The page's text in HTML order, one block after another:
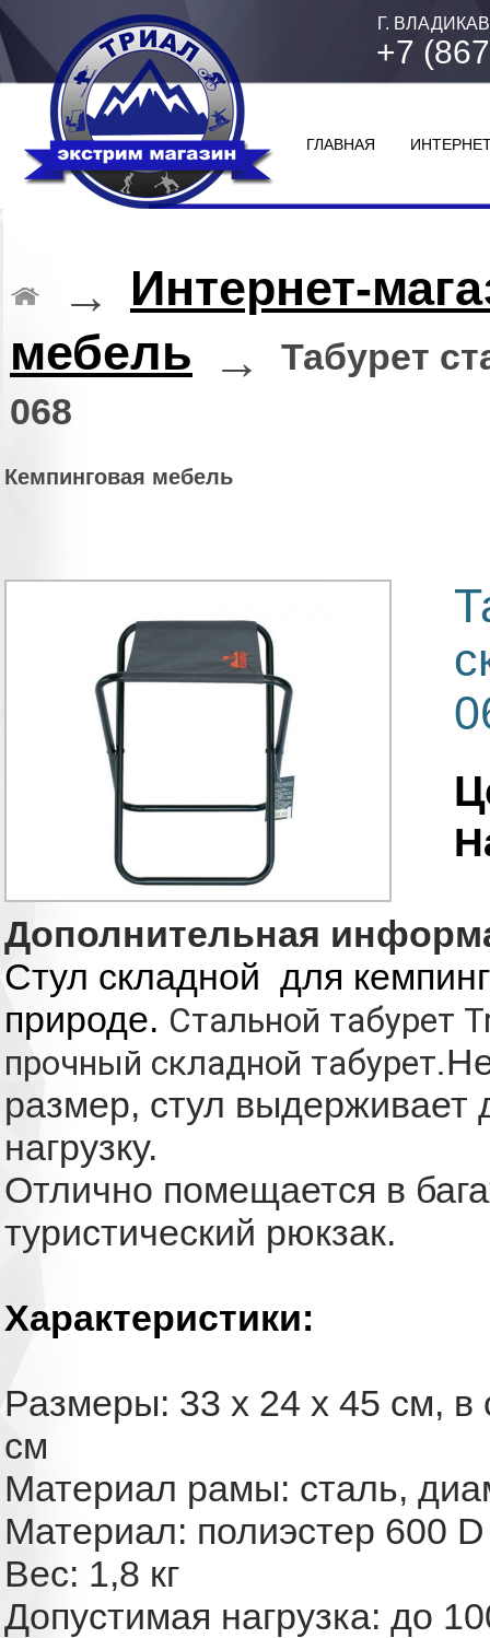
Г.
+7
ГЛАВНАЯ
→ Интернет-
мебель →
Табурет
068
Кемпинговая мебель
Дополнительная
Стул складной для
природе. Стальной табурет
прочный складной табурет.
размер, стул выдерживает
нагрузку.
Отлично помещается в
туристический рюкзак.
Характеристики:
Размеры: 33 х 24 х 45 см,
см
Материал рамы: сталь,
Материал: полиэстер 600 D
Вес: 1,8 кг
Допустимая нагрузка: до